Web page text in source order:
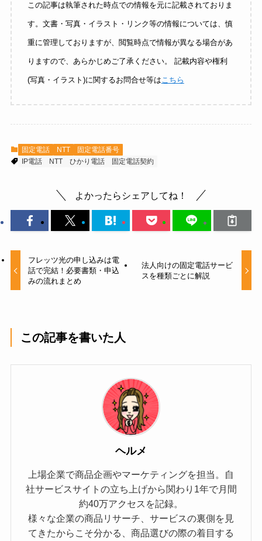
この記事は執筆された時点での情報を元に記載されておりま
す。文書・写真・イラスト・リンク等の情報については、慎
重に管理しておりますが、閲覧時点で情報が異なる場合があ
りますので、あらかじめご了承ください。 記載内容や権利
(写真・イラスト)に関するお問合せ等はこちら
固定電話 NTT
固定電話番号
IP電話
NTT ひかり電話 固定電話契約
よかったらシェアしてね！
フレッツ光の申し込みは電
話で完結！必要書類・申込
みの流れまとめ
法人向けの固定電話サービ
スを種類ごとに解説
この記事を書いた人
ヘルメ
上場企業で商品企画やマーケティングを担当。自
社サービスサイトの立ち上げから関わり1年で月間
約40万アクセスを記録。
様々な企業の商品リサーチ、サービスの裏側を見
てきたからこそ分かる、商品選びの際の着目する